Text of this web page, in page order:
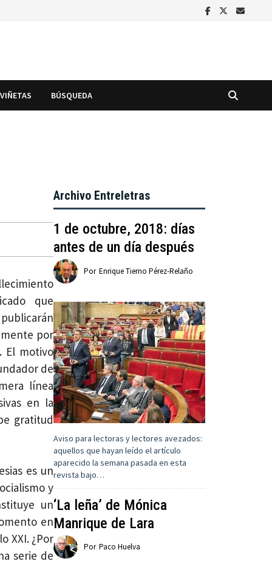
VIÑETAS BÚSQUEDA
que
por
El motivo
de
línea
en la
gratitud
es un
y
un
en
XXI. ¿Por
serie de
Archivo Entreletras
1 de octubre, 2018: días
antes de un día después
Por Enrique Tierno Pérez-Relaño
Aviso para lectoras y lectores avezados:
aquellos que hayan leído el artículo
aparecido la semana pasada en esta
revista bajo…
‘La leña’ de Mónica
Manrique de Lara
Por Paco Huelva